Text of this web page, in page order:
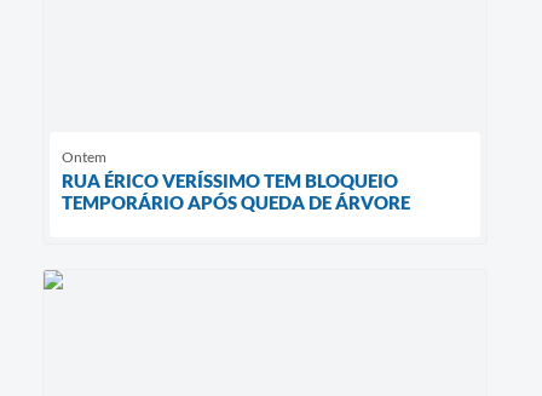
Ontem
RUA ÉRICO VERÍSSIMO TEM BLOQUEIO
TEMPORÁRIO APÓS QUEDA DE ÁRVORE